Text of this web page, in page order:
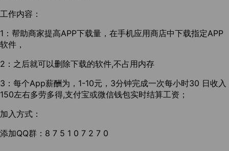
工作内容：
1：帮助商家提高APP下载量，在手机应用商店中下载指定APP
软件，
2：之后就可以删除下载的软件,不占用内存
3：每个App薪酬为，1-10元，3分钟完成一次每小时30 日收入
150左右多劳多得,支付宝或微信钱包实时结算工资；
加入方式：
添加QQ群：8 7 5 1 0 7 2 7 0